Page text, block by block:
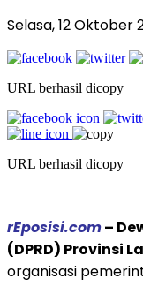
Selasa, 12 Oktober
URL berhasil dicopy
URL berhasil dicopy
rEposisi.com–
(DPRD) Provinsi
organisasi